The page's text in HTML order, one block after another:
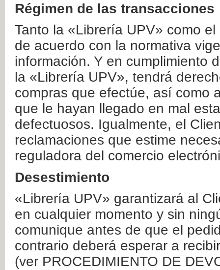
Régimen de las transacciones
Tanto la «Librería UPV» como
de acuerdo con la normativa
información. Y en cumplimiento
la «Librería UPV», tendrá
compras que efectúe, así como
que le hayan llegado en mal
defectuosos. Igualmente, el
reclamaciones que estime
reguladora del comercio
Desestimiento
«Librería UPV» garantizará al
en cualquier momento y sin
comunique antes de que el
contrario deberá esperar a
(ver PROCEDIMIENTO DE